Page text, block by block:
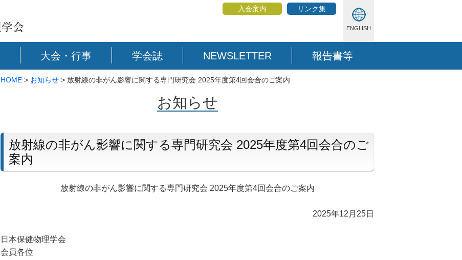
ENGLISH
入会案内 リンク集
大会・行事 学会誌 NEWSLETTER 報告書等
HOME > お知らせ > 放射線の非がん影響に関する専門研究会 2025年度第4回会合のご案内
お知らせ
放射線の非がん影響に関する専門研究会 2025年度第4回会合のご
案内
放射線の非がん影響に関する専門研究会 2025年度第4回会合のご案内
2025年12月25日
日本保健物理学会
会員各位